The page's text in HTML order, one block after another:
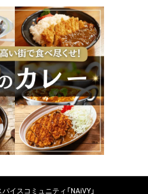
パイスコミュニティ「NAiVY」